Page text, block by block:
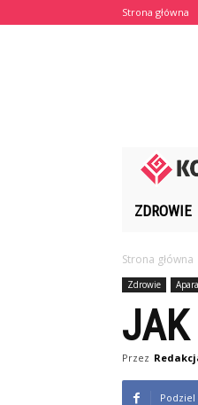
Strona główna
ZDROWIE
Strona główna
Zdrowie
JAK
Przez
Podziel